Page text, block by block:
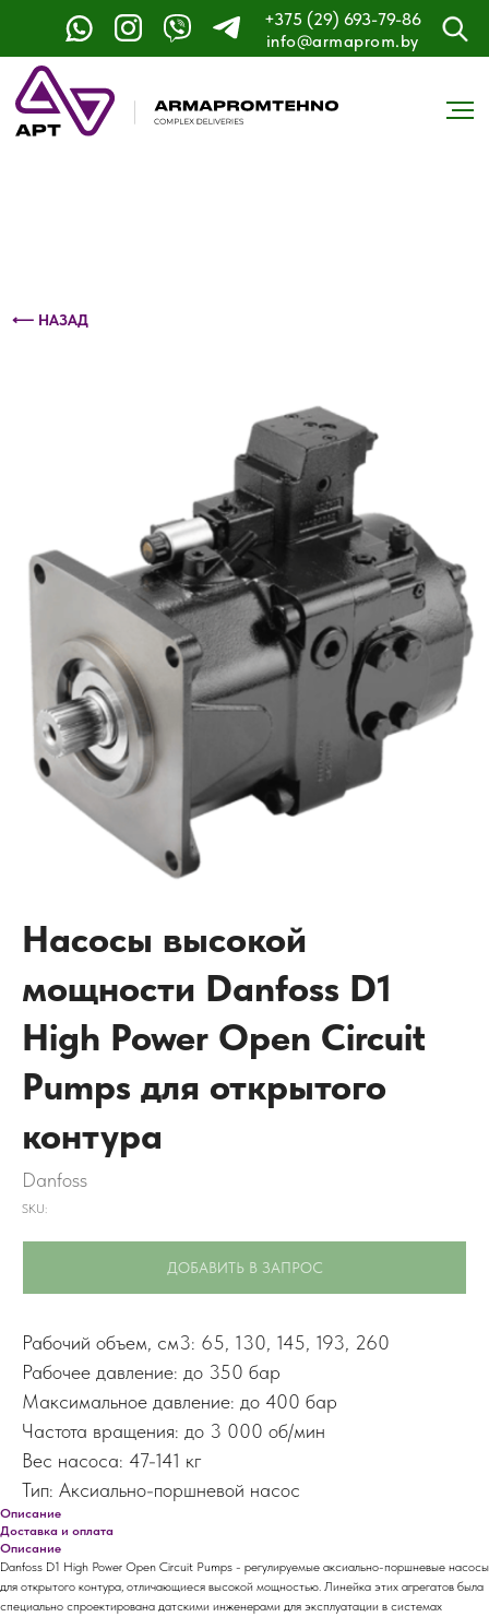
+375 (29) 693-79-86
info@armaprom.by
Контактный телефон: +375 (29) 693-79-86
⟵ НАЗАД
Насосы высокой
мощности Danfoss D1
High Power Open Circuit
Pumps для открытого
контура
Danfoss
SKU:
ДОБАВИТЬ В ЗАПРОС
Рабочий объем, см3: 65, 130, 145, 193, 260
Рабочее давление: до 350 бар
Максимальное давление: до 400 бар
Частота вращения: до 3 000 об/мин
Вес насоса: 47-141 кг
Тип: Аксиально-поршневой насос
Описание
Доставка и оплата
Описание
Danfoss D1 High Power Open Circuit Pumps - регулируемые аксиально-поршневые насосы
для открытого контура, отличающиеся высокой мощностью. Линейка этих агрегатов была
специально спроектирована датскими инженерами для эксплуатации в системах